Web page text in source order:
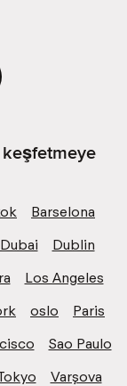
Barselona
Dubai
Dublin
Los Angeles
oslo
Paris
Sao Paulo
Varşova